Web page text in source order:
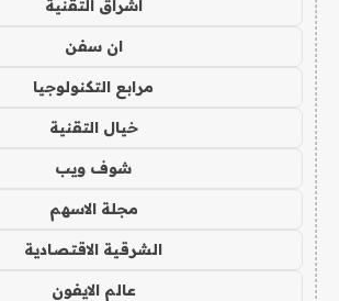
اشراق التقنية
ان سفن
مرابع التكنولوجيا
خيال التقنية
شوف ويب
مجلة الاسهم
الشرقية الاقتصادية
عالم الايفون